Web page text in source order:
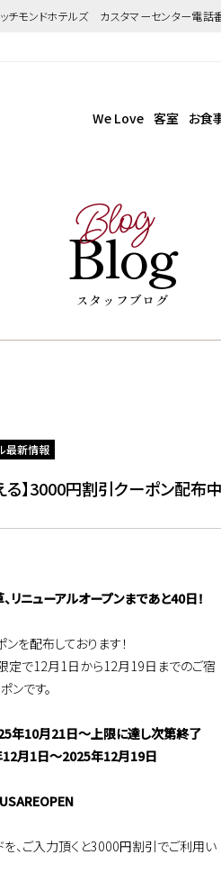
ッチモンドホテルズ カスタマーセンター電
We Love 客室 お食
Blog
Blog
スタッフブログ
最新情報
る】3000円割引クーポン配布
リニューアルオープンまであと40日！
を配布しております！
定で12月1日から12月19日までのご宿
ンです。
年10月21日～上限に達し次第終了
12月1日～2025年12月19日
を、ご入力頂くと3000円割引でご利用い